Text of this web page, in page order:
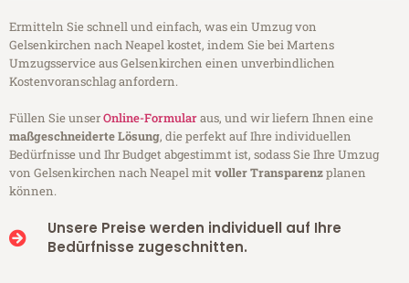
Ermitteln Sie schnell und einfach, was ein Umzug von
Gelsenkirchen nach Neapel kostet, indem Sie bei Martens
Umzugsservice aus Gelsenkirchen einen unverbindlichen
Kostenvoranschlag anfordern.
Füllen Sie unserOnline-Formularaus, und wir liefern Ihnen eine
maßgeschneiderte Lösung, die perfekt auf Ihre individuellen
Bedürfnisse und Ihr Budget abgestimmt ist, sodass Sie Ihre Umzug
von Gelsenkirchen nach Neapel mitvoller Transparenzplanen
können.
Unsere Preise werden individuell auf Ihre
Bedürfnisse zugeschnitten.